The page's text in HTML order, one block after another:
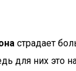
страдает
для них это